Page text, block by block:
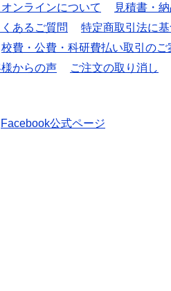
ンラインについて
見積書・
くあるご質問
特定商取引法に
校費・公費・科研費払い取引のご
からの声 ご注文の取り消し
Facebook公式ページ